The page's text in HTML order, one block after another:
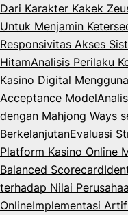
Dari Karakter Kakek
Untuk Menjamin
Responsivitas Akses
HitamAnalisis Perilaku
Kasino Digital
Acceptance Model
dengan Mahjong Ways
BerkelanjutanEvaluasi
Platform Kasino Online
Balanced Scorecard
terhadap Nilai
OnlineImplementasi